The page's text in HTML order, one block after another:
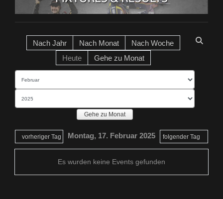
Nach Jahr Nach Monat
Nach Woche
Heute
Gehe zu Monat
Gehe zu Monat
vorheriger Tag Montag, 17. Februar 2025 folgender Tag
Es wurden keine Events gefunden